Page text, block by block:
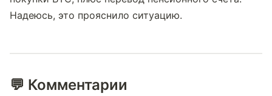
Надеюсь, это прояснило ситуацию.
💬 Комментарии